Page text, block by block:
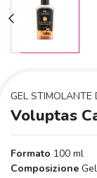
GEL STIMOLANTE
Voluptas
Formato 100 ml
Composizione Gel